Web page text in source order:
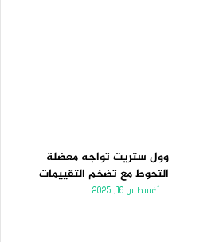
وول ستريت تواجه معضلة
التحوط مع تضخم التقييمات
أغسطس 16, 2025